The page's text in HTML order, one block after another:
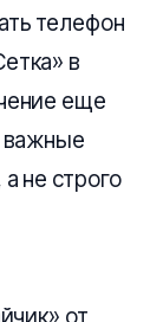
телефон
в
еще
важные
не строго